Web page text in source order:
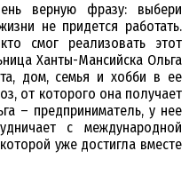
верную фразу: выбери
не придется работать.
смог реализовать этот
Ханты-Мансийска Ольга
дом, семья и хобби в ее
от которого она получает
– предприниматель, у нее
с международной
уже достигла вместе